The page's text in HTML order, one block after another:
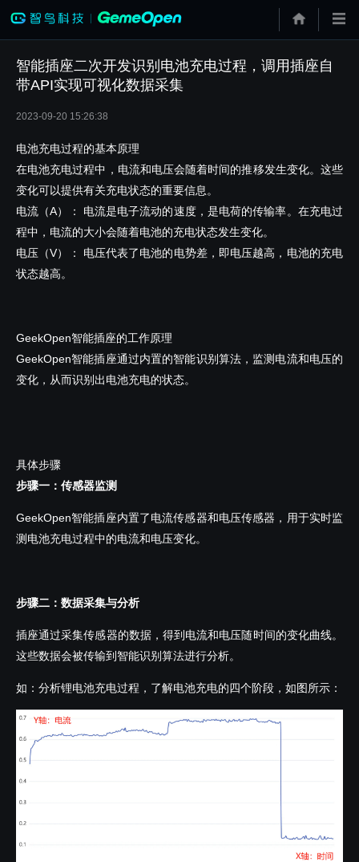
智能插座二次开发识别电池充电过程，调用插座自
带API实现可视化数据采集
2023-09-20 15:26:38
电池充电过程的基本原理
在电池充电过程中，电流和电压会随着时间的推移发生变化。这些
变化可以提供有关充电状态的重要信息。
电流（A）： 电流是电子流动的速度，是电荷的传输率。在充电过
程中，电流的大小会随着电池的充电状态发生变化。
电压（V）： 电压代表了电池的电势差，即电压越高，电池的充电
状态越高。
GeekOpen智能插座的工作原理
GeekOpen智能插座通过内置的智能识别算法，监测电流和电压的
变化，从而识别出电池充电的状态。
具体步骤
步骤一：传感器监测
GeekOpen智能插座内置了电流传感器和电压传感器，用于实时监
测电池充电过程中的电流和电压变化。
步骤二：数据采集与分析
插座通过采集传感器的数据，得到电流和电压随时间的变化曲线。
这些数据会被传输到智能识别算法进行分析。
如：分析锂电池充电过程，了解电池充电的四个阶段，如图所示：